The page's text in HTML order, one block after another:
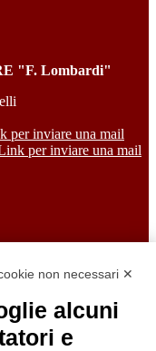
"F. Lombardi"
per inviare una mail
per inviare una mail
non necessari ✕
alcuni
e